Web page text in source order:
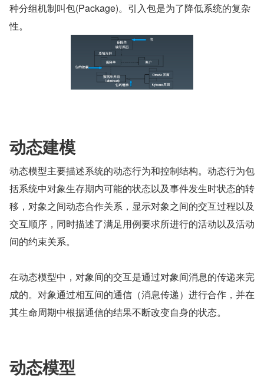
种分组机制叫包(Package)。引入包是为了降低系统的复杂
性。
动态建模
动态模型主要描述系统的动态行为和控制结构。动态行为包
括系统中对象生存期内可能的状态以及事件发生时状态的转
移，对象之间动态合作关系，显示对象之间的交互过程以及
交互顺序，同时描述了满足用例要求所进行的活动以及活动
间的约束关系。
在动态模型中，对象间的交互是通过对象间消息的传递来完
成的。对象通过相互间的通信（消息传递）进行合作，并在
其生命周期中根据通信的结果不断改变自身的状态。
动态模型